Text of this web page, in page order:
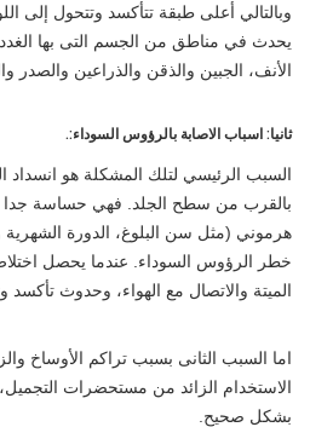
وبالتالي أعلى طبقة تتأكسد وتتحول إلى
يحدث في مناطق من الجسم التى بها
الأنف، الجبين والذقن والذراعين والصدر
ثانيا: اسباب الاصابة بالرؤوس السوداء:.
السبب الرئيسي لتلك المشكلة هو انسداد
بالقرب من سطح الجلد. فهي حساسة جدا
هرموني (مثل سن البلوغ، الدورة الشهرية
خطر الرؤوس السوداء. عندما يحصل اختلاط
الميتة والاتصال مع الهواء، وحدوث تأكسد
اما السبب الثانى بسبب تراكم الأوساخ
الاستخدام الزائد من مستحضرات
بشكل صحيح.